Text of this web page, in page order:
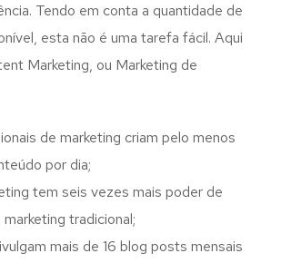
Tendo em conta a quantidade de
esta não é uma tarefa fácil. Aqui
Marketing, ou Marketing de
de marketing criam pelo menos
por dia;
tem seis vezes mais poder de
tradicional;
mais de 16 blog posts mensais